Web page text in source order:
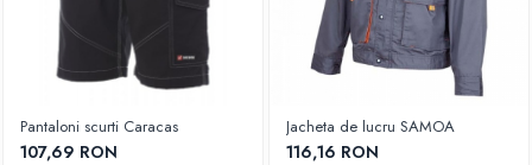
Pantaloni scurti Caracas
107,69 RON
Jacheta de lucru SAMOA
116,16 RON